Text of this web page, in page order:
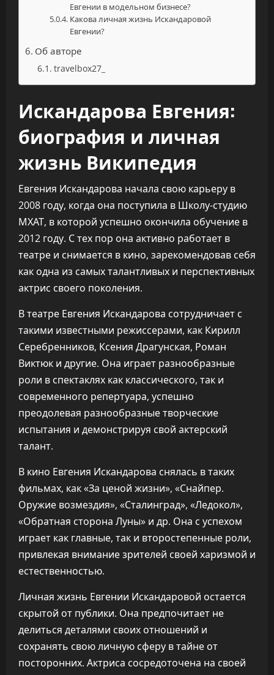
Евгении в модельном бизнесе?
Какова личная жизнь Искандаровой
Евгении?
Об авторе
travelbox27_
Искандарова Евгения:
биография и личная
жизнь Википедия
Евгения Искандарова начала свою карьеру в
2008 году, когда она поступила в Школу-студию
МХАТ, в которой успешно окончила обучение в
2012 году. С тех пор она активно работает в
театре и снимается в кино, зарекомендовав себя
как одна из самых талантливых и перспективных
актрис своего поколения.
В театре Евгения Искандарова сотрудничает с
такими известными режиссерами, как Кирилл
Серебренников, Ксения Драгунская, Роман
Виктюк и другие. Она играет разнообразные
роли в спектаклях как классического, так и
современного репертуара, успешно
преодолевая разнообразные творческие
испытания и демонстрируя свой актерский
талант.
В кино Евгения Искандарова снялась в таких
фильмах, как «За ценой жизни», «Снайпер.
Оружие возмездия», «Сталинград», «Ледокол»,
«Обратная сторона Луны» и др. Она с успехом
играет как главные, так и второстепенные роли,
привлекая внимание зрителей своей харизмой и
естественностью.
Личная жизнь Евгении Искандаровой остается
скрытой от публики. Она предпочитает не
делиться деталями своих отношений и
сохранять свою личную сферу в тайне от
посторонних. Актриса сосредоточена на своей